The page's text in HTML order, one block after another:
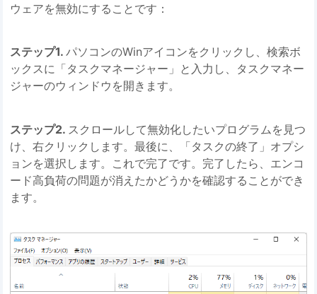
ウェアを無効にすることです：
ステップ1.パソコンのWinアイコンをクリックし、検索ボ
ックスに「タスクマネージャー」と入力し、タスクマネー
ジャーのウィンドウを開きます。
ステップ2. スクロールして無効化したいプログラムを見つ
け、右クリックします。最後に、「タスクの終了」オプシ
ョンを選択します。これで完了です。完了したら、エンコ
ード高負荷の問題が消えたかどうかを確認することができ
ます。